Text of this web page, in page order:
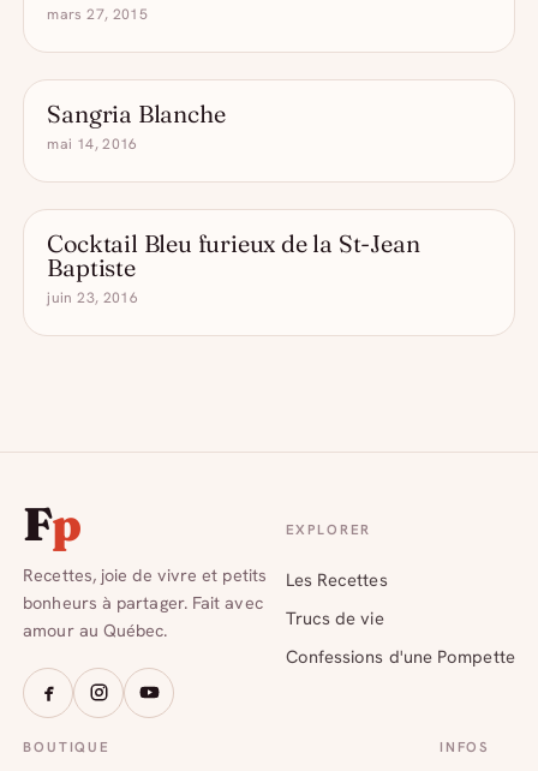
mars 27, 2015
COCKTAIL D'ÉTÉ
Sangria Blanche
mai 14, 2016
LES COCKTAILS POMPETTES
Cocktail Bleu furieux de la St-Jean
Baptiste
juin 23, 2016
Fp
Recettes, joie de vivre et petits
bonheurs à partager. Fait avec
amour au Québec.
EXPLORER
Les Recettes
Trucs de vie
Confessions d'une Pompette
BOUTIQUE INFOS